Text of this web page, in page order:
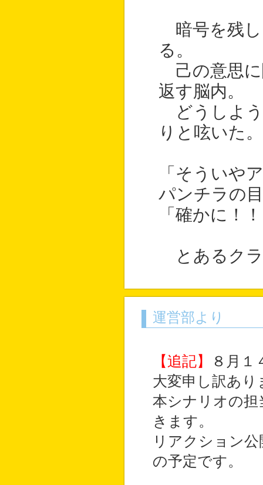
暗号を残し
る。
己の意思に
返す脳内。
どうしよう
りと呟いた。
「そういや
パンチラの
「確かに！
とあるクラ
運営部より
【追記】
８月１
大変申し訳あ
本シナリオの
きます。
リアクション
の予定です。